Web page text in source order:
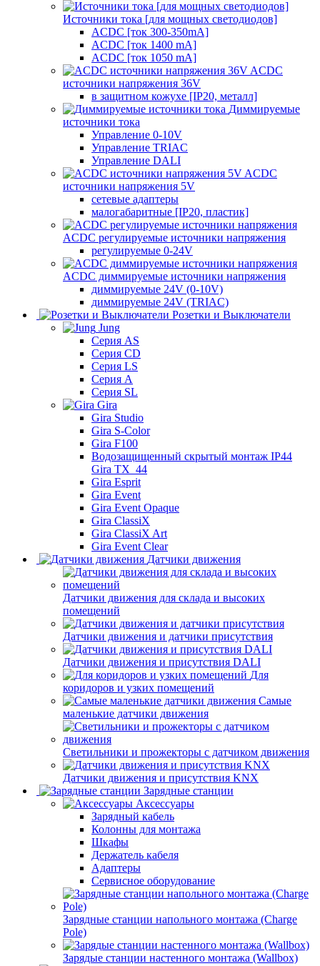
Источники тока [для мощных светодиодов]
ACDC [ток 300-350mA]
ACDC [ток 1400 mA]
ACDC [ток 1050 mA]
ACDC
источники напряжения 36V
в защитном кожухе [IP20, металл]
Диммируемые
источники тока
Управление 0-10V
Управление TRIAC
Управление DALI
ACDC
источники напряжения 5V
сетевые адаптеры
малогабаритные [IP20, пластик]
ACDC регулируемые источники напряжения
регулируемые 0-24V
ACDC диммируемые источники напряжения
диммируемые 24V (0-10V)
диммируемые 24V (TRIAC)
Розетки и Выключатели
Jung
Серия AS
Серия CD
Серия LS
Серия A
Серия SL
Gira
Gira Studio
Gira S-Color
Gira F100
Водозащищенный скрытый монтаж IP44
Gira TX_44
Gira Esprit
Gira Event
Gira Event Opaque
Gira ClassiX
Gira ClassiX Art
Gira Event Clear
Датчики движения
Датчики движения для склада и высоких
помещений
Датчики движения и датчики присутствия
Датчики движения и присутствия DALI
Для
коридоров и узких помещений
Самые
маленькие датчики движения
Светильники и прожекторы с датчиком движения
Датчики движения и присутствия KNX
Зарядные станции
Аксессуары
Зарядный кабель
Колонны для монтажа
Шкафы
Держатель кабеля
Адаптеры
Сервисное оборудование
Зарядные станции напольного монтажа (Charge
Pole)
Зарядые станции настенного монтажа (Wallbox)